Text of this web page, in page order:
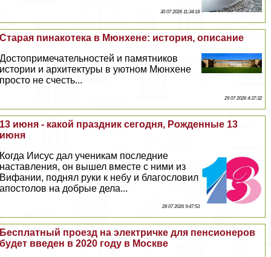
30 07 2026 11:34:18
Старая пинакотека в Мюнхене: история, описание
Достопримечательностей и памятников
истории и архитектуры в уютном Мюнхене
просто не счесть...
29 07 2026 4:37:32
13 июня - какой праздник сегодня, Рожденные 13
июня
Когда Иисус дал ученикам последние
наставления, он вышел вместе с ними из
Вифании, поднял руки к небу и благословил
апостолов на добрые дела...
28 07 2026 9:47:53
Бесплатный проезд на электричке для пенсионеров
будет введен в 2020 году в Москве